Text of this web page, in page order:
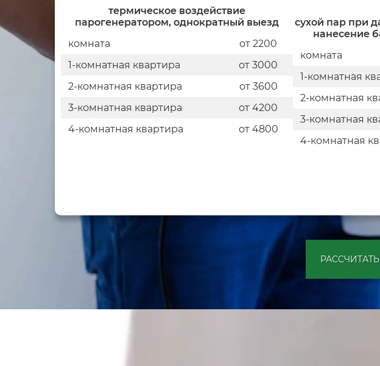
термическое воздействие
парогенератором, однократный выезд
комната
от 2200
1-комнатная квартира
от 3000
2-комнатная квартира
от 3600
3-комнатная квартира
от 4200
4-комнатная квартира
от 4800
сухой пар при
нанесение
комната
1-комнатная
2-комнатная
3-комнатная
4-комнатная